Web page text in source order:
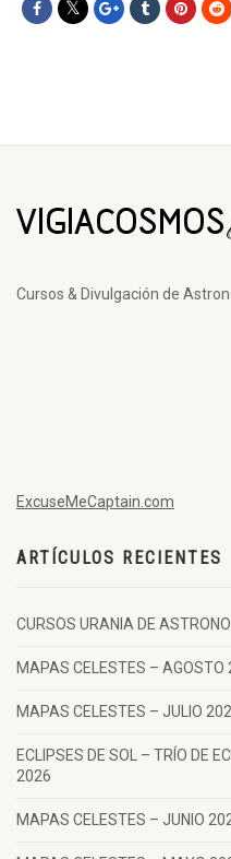
Cursos & Divulgación de
ExcuseMeCaptain.com
ARTÍCULOS RECIENTES
CURSOS URANIA DE
MAPAS CELESTES – AGOSTO
MAPAS CELESTES – JULIO
ECLIPSES DE SOL – TRÍO DE
2026
MAPAS CELESTES – JUNIO